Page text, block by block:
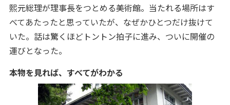
熙元総理が理事長をつとめる美術館。当たれる場所はす
べてあたったと思っていたが、なぜかひとつだけ抜けて
いた。話は驚くほどトントン拍子に進み、ついに開催の
運びとなった。
本物を見れば、すべてがわかる